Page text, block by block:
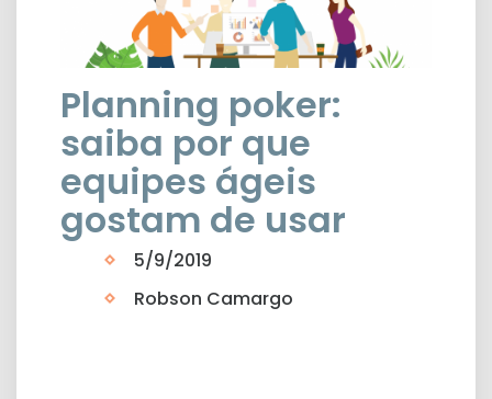
Planning poker:
saiba por que
equipes ágeis
gostam de usar
5/9/2019
Robson Camargo